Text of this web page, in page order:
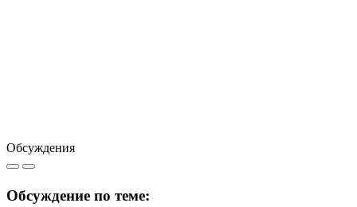
Обсуждения
Обсуждение по теме: